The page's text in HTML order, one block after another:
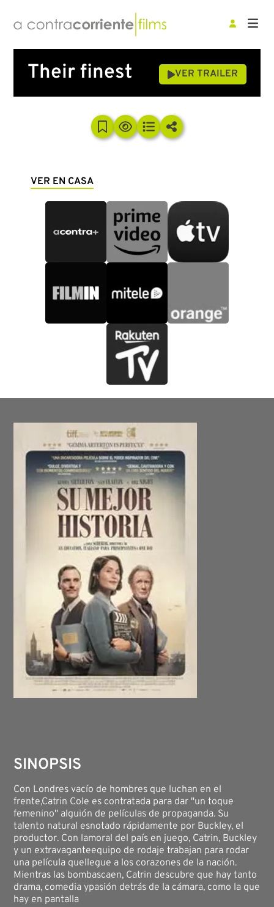
Their finest VER TRAILER
VER EN CASA
SINOPSIS
Con Londres vacío de hombres que luchan en el
frente,Catrin Cole es contratada para dar "un toque
femenino" alguión de películas de propaganda. Su
talento natural esnotado rápidamente por Buckley, el
productor. Con lamoral del país en juego, Catrin, Buckley
y un extravaganteequipo de rodaje trabajan para rodar
una película quellegue a los corazones de la nación.
Mientras las bombascaen, Catrin descubre que hay tanto
drama, comedia ypasión detrás de la cámara, como la que
hay en pantalla